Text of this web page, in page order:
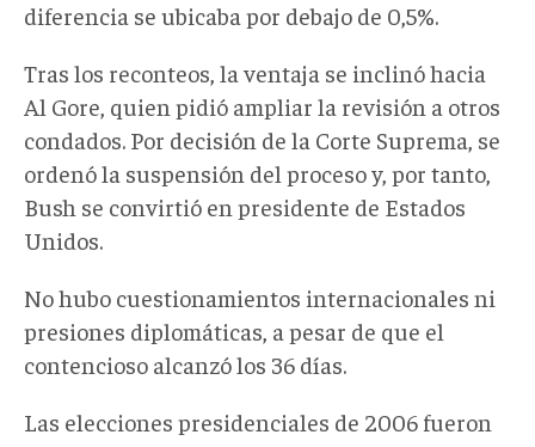
diferencia se ubicaba por debajo de 0,5%.
Tras los reconteos, la ventaja se inclinó hacia
Al Gore, quien pidió ampliar la revisión a otros
condados. Por decisión de la Corte Suprema, se
ordenó la suspensión del proceso y, por tanto,
Bush se convirtió en presidente de Estados
Unidos.
No hubo cuestionamientos internacionales ni
presiones diplomáticas, a pesar de que el
contencioso alcanzó los 36 días.
Las elecciones presidenciales de 2006 fueron